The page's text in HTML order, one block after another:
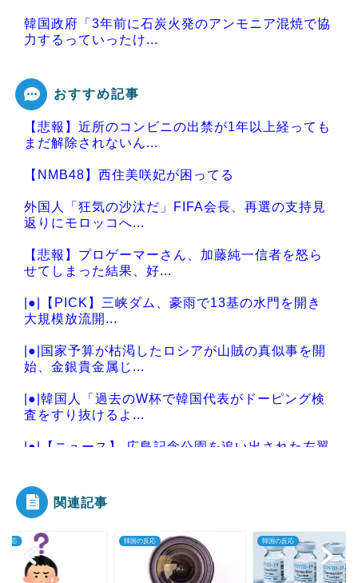
韓国政府「3年前に石炭火発のアンモニア混焼で協
力するっていったけ...
Powered by livedoor 相互RSS
おすすめ記事
【悲報】近所のコンビニの出禁が1年以上経っても
まだ解除されないん...
【NMB48】西住美咲妃が困ってる
外国人「狂気の沙汰だ」FIFA会長、再選の支持見
返りにモロッコへ...
【悲報】プロゲーマーさん、加藤純一信者を怒ら
せてしまった結果、好...
|●|【PICK】三峡ダム、豪雨で13基の水門を開き
大規模放流開...
|●|国家予算が枯渇したロシアが山賊の真似事を開
始、金銀貴金属じ...
|●|韓国人「過去のW杯で韓国代表がドーピング検
査をすり抜けるよ...
|●|【ニュース】 広島記念公園を追い出された左翼
Powered by livedoor 相互RSS
関連記事
反応 韓国の反応 韓国の反応